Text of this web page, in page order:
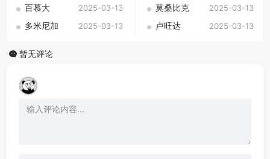
百慕大 2025-03-13 莫桑比克 2025-03-13
多米尼加 2025-03-13 卢旺达 2025-03-13
暂无评论